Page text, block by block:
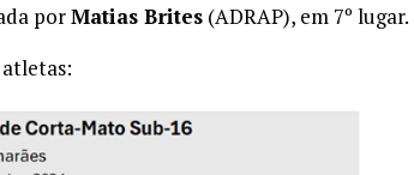
porMatias Brites (ADRAP), em 7º lugar.
atletas: